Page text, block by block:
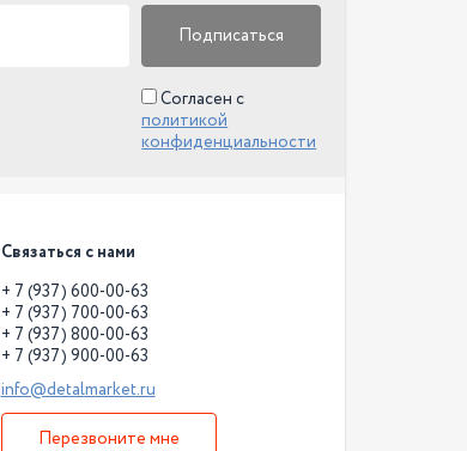
Подписаться
Согласен с
политикой
конфиденциальности
Связаться с нами
+ 7 (937) 600-00-63
+ 7 (937) 700-00-63
+ 7 (937) 800-00-63
+ 7 (937) 900-00-63
info@detalmarket.ru
Перезвоните мне